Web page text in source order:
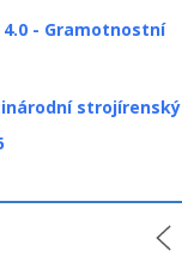
4.0 - Gramotnostní
strojírenský